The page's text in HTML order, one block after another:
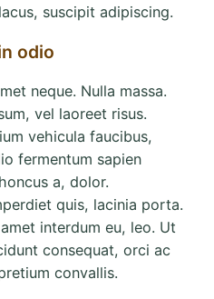
suscipit adipiscing.
odio
neque. Nulla massa.
vel laoreet risus.
vehicula faucibus,
fermentum sapien
a, dolor.
quis, lacinia porta.
interdum eu, leo. Ut
consequat, orci ac
convallis.